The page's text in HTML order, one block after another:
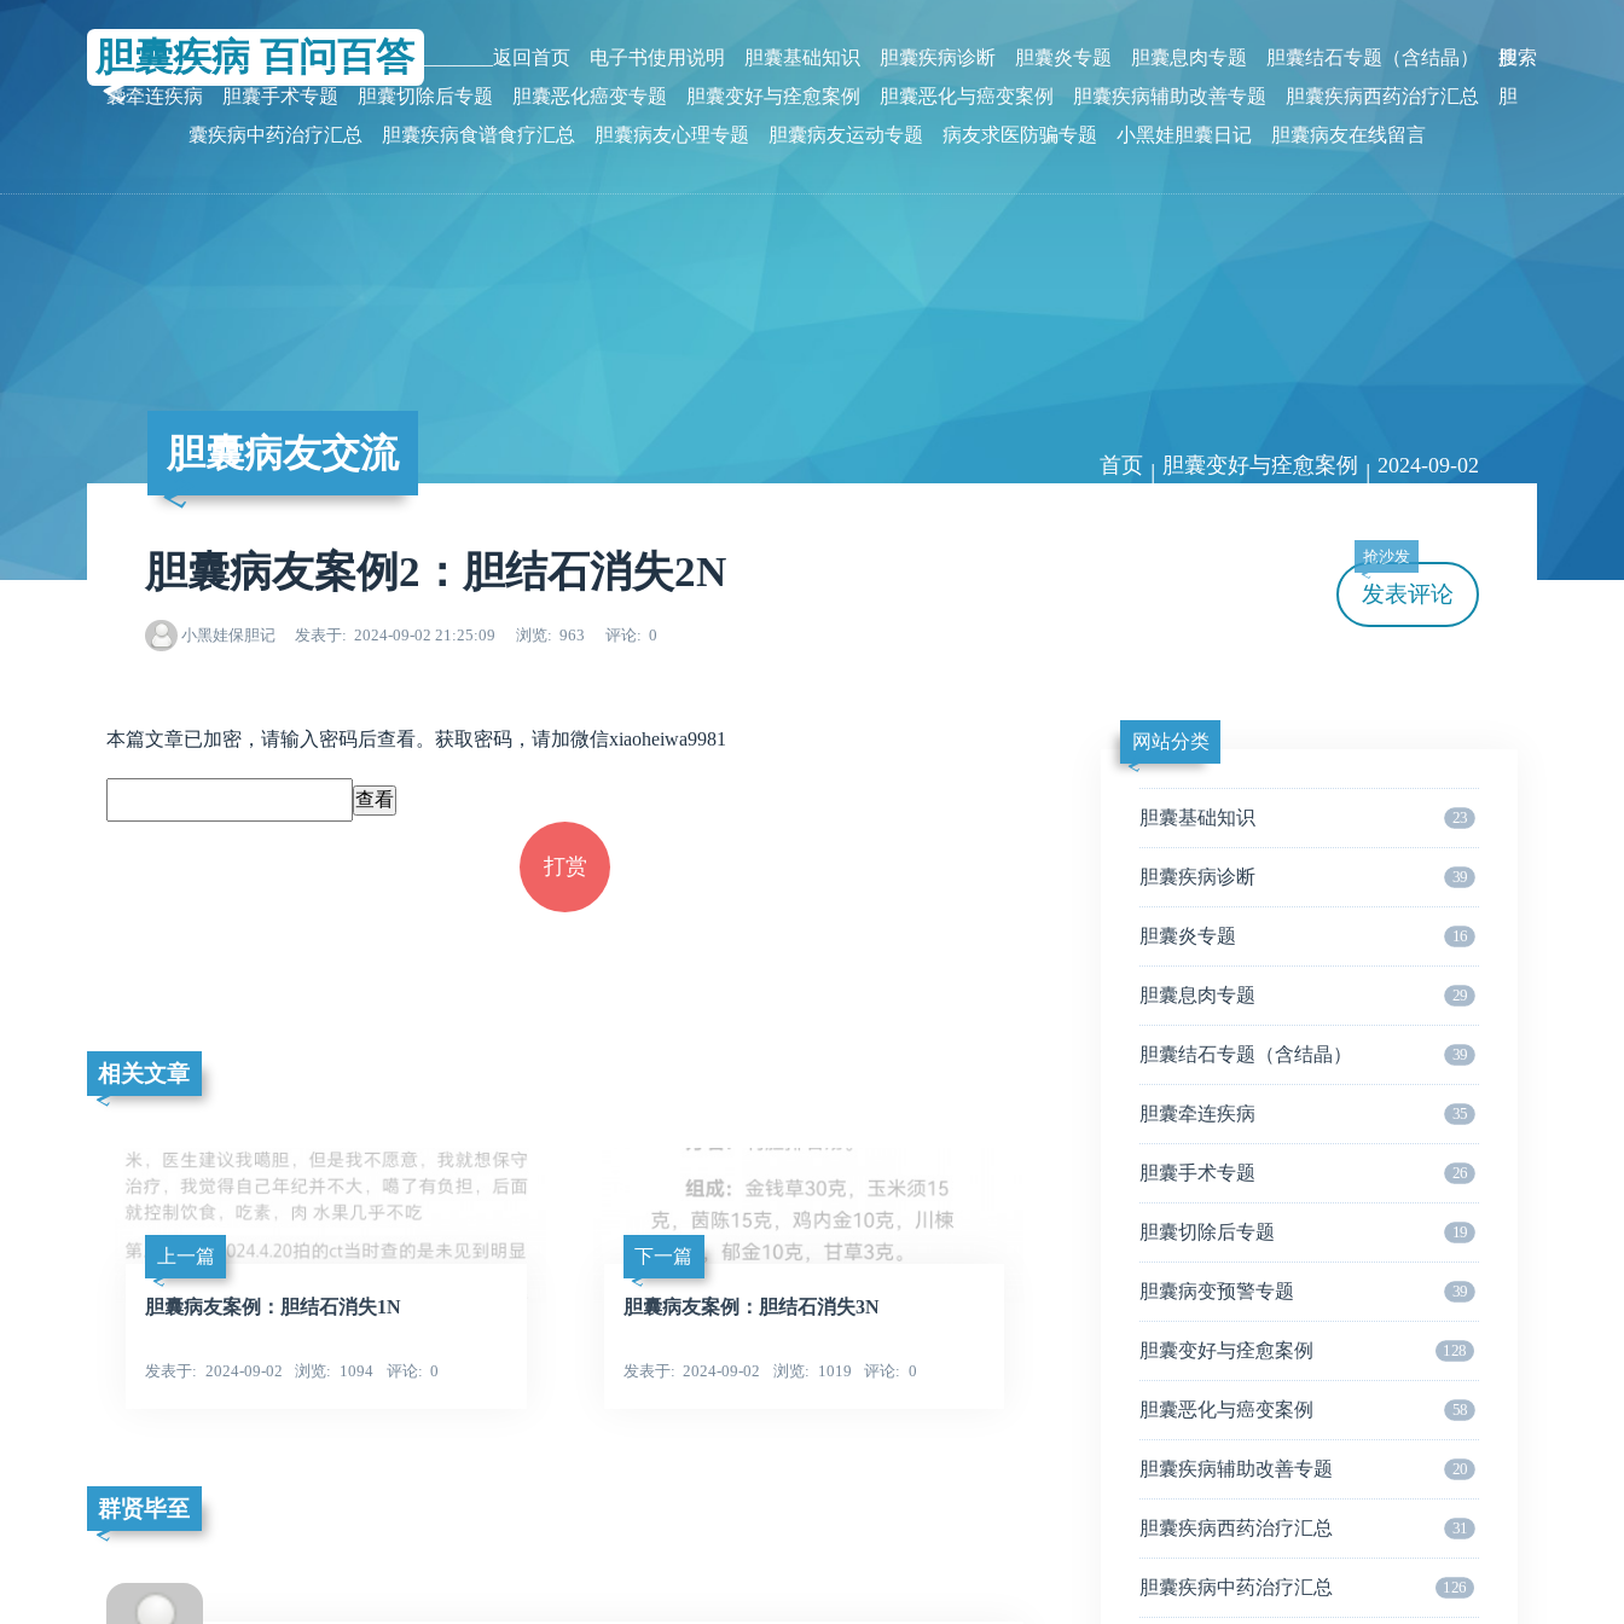
胆囊疾病 百问百答
_______________________________________返回首页 电子书使用说明 胆囊基础知识 胆囊疾病诊断 胆囊炎专题 胆囊息肉专题 胆囊结石专题（含结晶）
胆
囊牵连疾病
胆囊手术专题 胆囊切除后专题 胆囊恶化癌变专题 胆囊变好与痊愈案例 胆囊恶化与癌变案例 胆囊疾病辅助改善专题 胆囊疾病西药治疗汇总
胆
囊疾病中药治疗汇总
胆囊疾病食谱食疗汇总 胆囊病友心理专题 胆囊病友运动专题 病友求医防骗专题 小黑娃胆囊日记 胆囊病友在线留言
搜索
胆囊病友交流 首页 | 胆囊变好与痊愈案例 | 2024-09-02
胆囊病友案例2：胆结石消失2N
小黑娃保胆记 发表于 2024-09-02 21:25:09 浏览 963 评论 0
抢沙发
发表评论
本篇文章已加密，请输入密码后查看。获取密码，请加微信xiaoheiwa9981
打赏
相关文章
上一篇
胆囊病友案例：胆结石消失1N
发表于 2024-09-02 浏览 1094 评论 0
下一篇
胆囊病友案例：胆结石消失3N
发表于 2024-09-02 浏览 1019 评论 0
群贤毕至
网站分类
胆囊基础知识 23
胆囊疾病诊断 39
胆囊炎专题 16
胆囊息肉专题 29
胆囊结石专题（含结晶） 39
胆囊牵连疾病 35
胆囊手术专题 26
胆囊切除后专题 19
胆囊病变预警专题 39
胆囊变好与痊愈案例 128
胆囊恶化与癌变案例 58
胆囊疾病辅助改善专题 20
胆囊疾病西药治疗汇总 31
胆囊疾病中药治疗汇总 126